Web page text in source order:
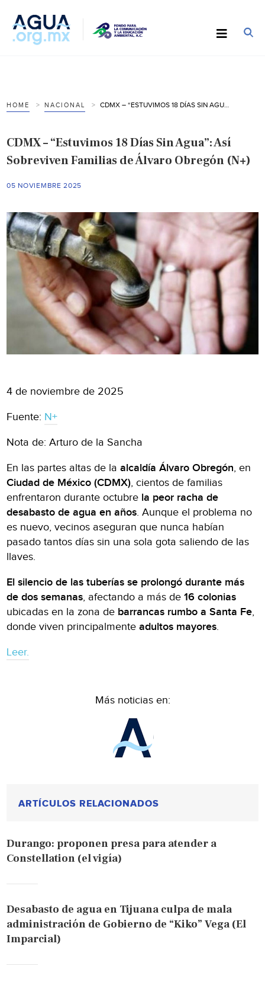
HOME NACIONAL
CDMX – “Estuvimos 18 Días Sin Agua”: Así
Sobreviven Familias de Álvaro Obregón (N+)
05 NOVIEMBRE 2025
4 de noviembre de 2025
Fuente: N+
Nota de: Arturo de la Sancha
En las partes altas de laalcaldía Álvaro Obregón, en
Ciudad de México (CDMX), cientos de familias
enfrentaron durante octubre la peor racha de
desabasto de agua en años. Aunque el problema no
es nuevo, vecinos aseguran que nunca habían
pasado tantos días sin una sola gota saliendo de las
llaves.
El silencio de las tuberías se prolongó durante más
de dos semanas, afectando a más de16 colonias
ubicadas en la zona de barrancas rumbo a Santa Fe,
donde viven principalmenteadultos mayores.
Leer.
Más noticias en:
ARTÍCULOS RELACIONADOS
Durango: proponen presa para atender a
Constellation (el vigía)
Desabasto de agua en Tijuana culpa de mala
administración de Gobierno de “Kiko” Vega (El
Imparcial)